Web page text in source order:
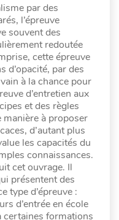
par des
l’épreuve
souvent des
redoutée
cette épreuve
d’opacité, par des
à la chance pour
d’entretien aux
et des règles
manière à proposer
d’autant plus
les capacités du
connaissances.
cet ouvrage. Il
présentent des
type d’épreuve :
d’entrée en école
certaines formations